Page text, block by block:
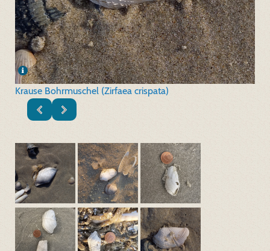
Krause Bohrmuschel (Zirfaea crispata)